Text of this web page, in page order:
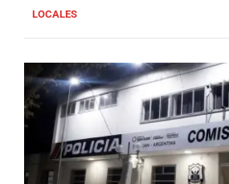
LOCALES